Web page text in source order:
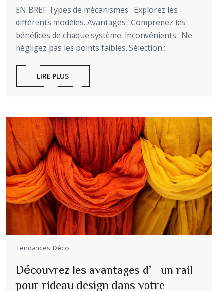
EN BREF Types de mécanismes : Explorez les
différents modèles. Avantages : Comprenez les
bénéfices de chaque système. Inconvénients : Ne
négligez pas les points faibles. Sélection :
LIRE PLUS
Tendances Déco
Découvrez les avantages d’un rail
pour rideau design dans votre